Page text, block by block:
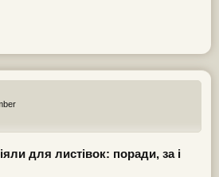
для листівок: поради, за і